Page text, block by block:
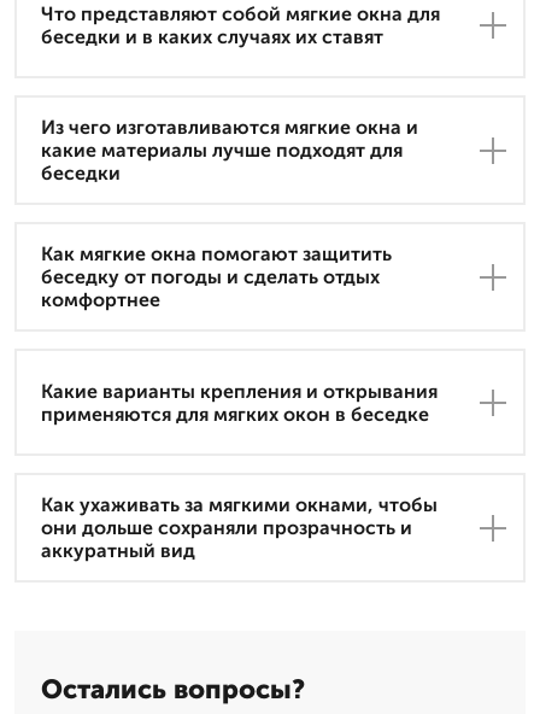
Что представляют собой мягкие окна для
беседки и в каких случаях их ставят
Из чего изготавливаются мягкие окна и
какие материалы лучше подходят для
беседки
Как мягкие окна помогают защитить
беседку от погоды и сделать отдых
комфортнее
Какие варианты крепления и открывания
применяются для мягких окон в беседке
Как ухаживать за мягкими окнами, чтобы
они дольше сохраняли прозрачность и
аккуратный вид
Остались вопросы?